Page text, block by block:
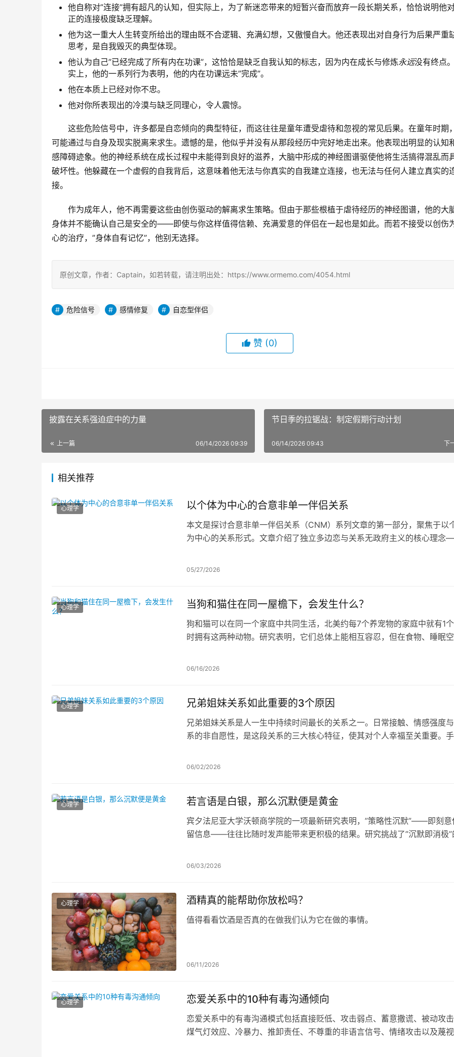
他自称对”连接”拥有超凡的认知，但实际上，为了新迷恋带来的短暂兴奋而放弃一段长期关系，恰恰说明他
正的连接极度缺乏理解。
他为这一重大人生转变所给出的理由既不合逻辑、充满幻想，又傲慢自大。他还表现出对自身行为后果严重
思考，是自我毁灭的典型体现。
他认为自己”已经完成了所有内在功课”，这恰恰是缺乏自我认知的标志，因为内在成长与修炼永远没有终点
实上，他的一系列行为表明，他的内在功课远未”完成”。
他在本质上已经对你不忠。
他对你所表现出的冷漠与缺乏同理心，令人震惊。
这些危险信号中，许多都是自恋倾向的典型特征，而这往往是童年遭受虐待和忽视的常见后果。在童年时期
可能通过与自身及现实脱离来求生。遗憾的是，他似乎并没有从那段经历中完好地走出来。他表现出明显的认知
感障碍迹象。他的神经系统在成长过程中未能得到良好的滋养，大脑中形成的神经图谱驱使他将生活搞得混乱而
破坏性。他躲藏在一个虚假的自我背后，这意味着他无法与你真实的自我建立连接，也无法与任何人建立真实的
接。
作为成年人，他不再需要这些由创伤驱动的解离求生策略。但由于那些根植于虐待经历的神经图谱，他的大
身体并不能确认自己是安全的——即使与你这样值得信赖、充满爱意的伴侣在一起也是如此。而若不接受以创伤
心的治疗，”身体自有记忆”，他别无选择。
原创文章，作者：Captain，如若转载，请注明出处：https://www.ormemo.com/4054.html
危险信号 感情修复 自恋型伴侣
赞 (0)
披露在关系强迫症中的力量
上一篇 06/14/2026 09:39
节日季的拉锯战：制定假期行动计划
下
06/14/2026 09:43
相关推荐
心理学 以个体为中心的合意非单一伴侣关系
本文是探讨合意非单一伴侣关系（CNM）系列文章的第一部分，聚焦于以
为中心的关系形式。文章介绍了独立多边恋与关系无政府主义的核心理
05/27/2026
心理学 当狗和猫住在同一屋檐下，会发生什么？
狗和猫可以在同一个家庭中共同生活，北美约每7个养宠物的家庭中就有1
时拥有这两种动物。研究表明，它们总体上能相互容忍，但在食物、睡眠
06/16/2026
心理学 兄弟姐妹关系如此重要的3个原因
兄弟姐妹关系是人一生中持续时间最长的关系之一。日常接触、情感强度
系的非自愿性，是这段关系的三大核心特征，使其对个人幸福至关重要。
06/02/2026
心理学 若言语是白银，那么沉默便是黄金
宾夕法尼亚大学沃顿商学院的一项最新研究表明，”策略性沉默”——即刻意
留信息——往往比随时发声能带来更积极的结果。研究挑战了”沉默即消极”
06/03/2026
心理学 酒精真的能帮助你放松吗？
值得看看饮酒是否真的在做我们认为它在做的事情。
06/11/2026
心理学 恋爱关系中的10种有毒沟通倾向
恋爱关系中的有毒沟通模式包括直接贬低、攻击弱点、蓄意撒谎、被动攻
煤气灯效应、冷暴力、推卸责任、不尊重的非语言信号、情绪攻击以及蔑